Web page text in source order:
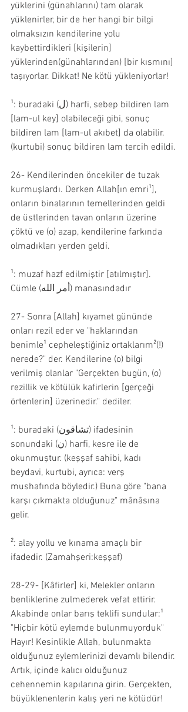
yüklerini (günahlarını) tam olarak
yüklenirler, bir de her hangi bir bilgi
olmaksızın kendilerine yolu
kaybettirdikleri [kişilerin]
yüklerinden(günahlarından) [bir kısmını]
taşıyorlar. Dikkat! Ne kötü yükleniyorlar!
¹: buradaki (ل) harfi, sebep bildiren lam
[lam-ul key] olabileceği gibi, sonuç
bildiren lam [lam-ul akıbet] da olabilir.
(kurtubi) sonuç bildiren lam tercih edildi.
26- Kendilerinden öncekiler de tuzak
kurmuşlardı. Derken Allah[ın emri¹],
onların binalarının temellerinden geldi
de üstlerinden tavan onların üzerine
çöktü ve (o) azap, kendilerine farkında
olmadıkları yerden geldi.
¹: muzaf hazf edilmiştir [atılmıştır].
Cümle (أمر الله) manasındadır
27- Sonra [Allah] kıyamet gününde
onları rezil eder ve "haklarından
benimle¹ cepheleştiğiniz ortaklarım²(!)
nerede?" der. Kendilerine (o) bilgi
verilmiş olanlar "Gerçekten bugün, (o)
rezillik ve kötülük kafirlerin [gerçeği
örtenlerin] üzerinedir." dediler.
¹: buradaki (تشاقون) ifadesinin
sonundaki (ن) harfi, kesre ile de
okunmuştur. (keşşaf sahibi, kadı
beydavi, kurtubi, ayrıca: verş
mushafında böyledir.) Buna göre "bana
karşı çıkmakta olduğunuz" mânâsına
gelir.
²: alay yollu ve kınama amaçlı bir
ifadedir. (Zamahşeri:keşşaf)
28-29- [Kâfirler] ki, Melekler onların
benliklerine zulmederek vefat ettirir.
Akabinde onlar barış teklifi sundular:¹
"Hiçbir kötü eylemde bulunmuyorduk"
Hayır! Kesinlikle Allah, bulunmakta
olduğunuz eylemlerinizi devamlı bilendir.
Artık, içinde kalıcı olduğunuz
cehennemin kapılarına girin. Gerçekten,
büyüklenenlerin kalış yeri ne kötüdür!